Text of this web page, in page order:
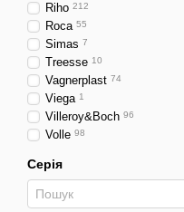
Riho 212
Roca 55
Simas 7
Treesse 10
Vagnerplast 74
Viega 1
Villeroy&Boch 96
Volle 98
Серія